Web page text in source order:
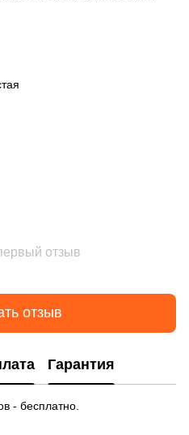
отзыв
отзыв
Гарантия
- бесплатно.